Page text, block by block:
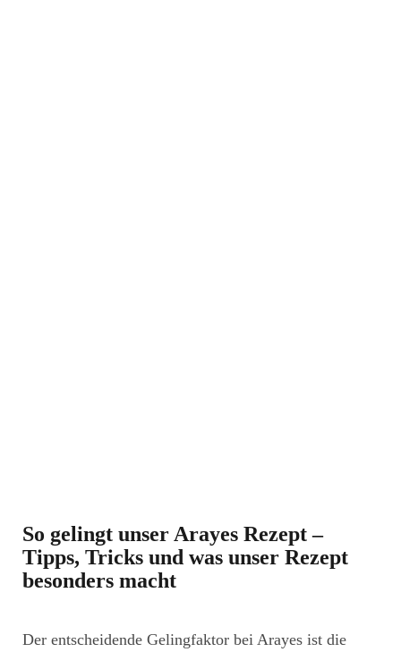
So gelingt unser Arayes Rezept –
Tipps, Tricks und was unser Rezept
besonders macht
Der entscheidende Gelingfaktor bei Arayes ist die